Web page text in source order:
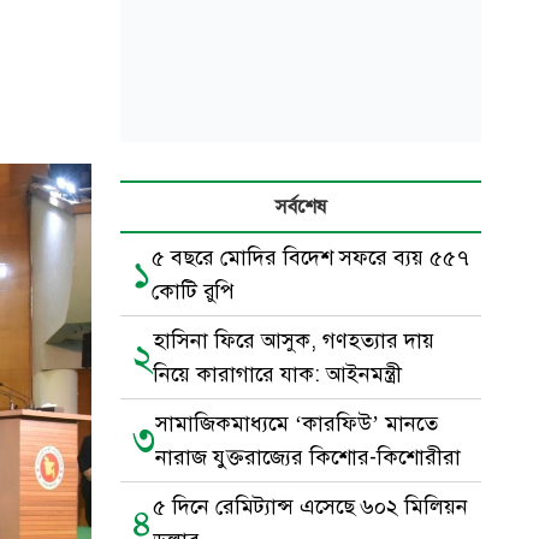
সর্বশেষ
১৫ বছরে মোদির বিদেশ সফরে ব্যয় ৫৫৭
কোটি রুপি
২হাসিনা ফিরে আসুক, গণহত্যার দায়
নিয়ে কারাগারে যাক: আইনমন্ত্রী
৩সামাজিকমাধ্যমে ‘কারফিউ’ মানতে
নারাজ যুক্তরাজ্যের কিশোর-কিশোরীরা
৪৫ দিনে রেমিট্যান্স এসেছে ৬০২ মিলিয়ন